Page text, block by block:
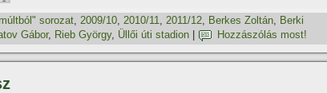
sorozat, 2009/10, 2010/11, 2011/12, Berkes Zoltán, Berki
Gábor, Rieb György, Üllői úti stadion Hozzászólás most!